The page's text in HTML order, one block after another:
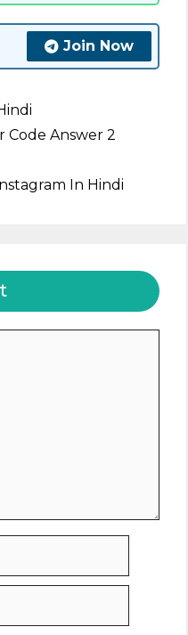
Join Now
Code Answer 2
In Hindi